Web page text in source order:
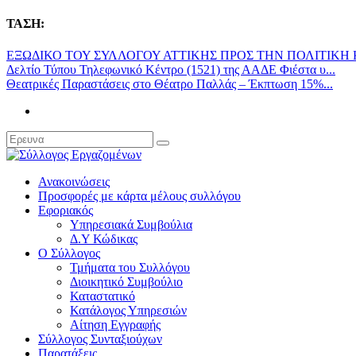
ΤΑΣΗ:
ΕΞΩΔΙΚΟ ΤΟΥ ΣΥΛΛΟΓΟΥ ΑΤΤΙΚΗΣ ΠΡΟΣ ΤΗΝ ΠΟΛΙΤΙΚΗ
Δελτίο Τύπου Τηλεφωνικό Κέντρο (1521) της ΑΑΔΕ Φιέστα υ...
Θεατρικές Παραστάσεις στο Θέατρο Παλλάς – Έκπτωση 15%...
Ανακοινώσεις
Προσφορές με κάρτα μέλους συλλόγου
Εφοριακός
Υπηρεσιακά Συμβούλια
Δ.Υ Κώδικας
Ο Σύλλογος
Τμήματα του Συλλόγου
Διοικητικό Συμβούλιο
Καταστατικό
Κατάλογος Υπηρεσιών
Αίτηση Εγγραφής
Σύλλογος Συνταξιούχων
Παρατάξεις